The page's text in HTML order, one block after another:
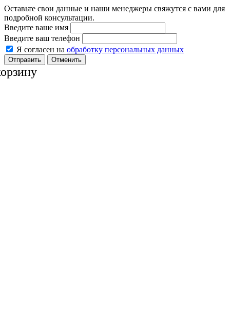
Оставьте свои данные и наши менеджеры свяжутся с вами для
подробной консультации.
Введите ваше имя
Введите ваш телефон
Я согласен на обработку персональных данных
Отменить